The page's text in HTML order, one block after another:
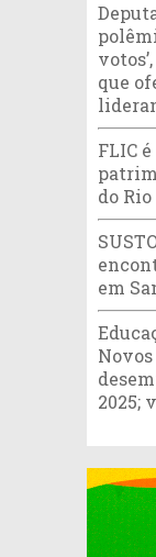
que
FLIC
do
em
2025;